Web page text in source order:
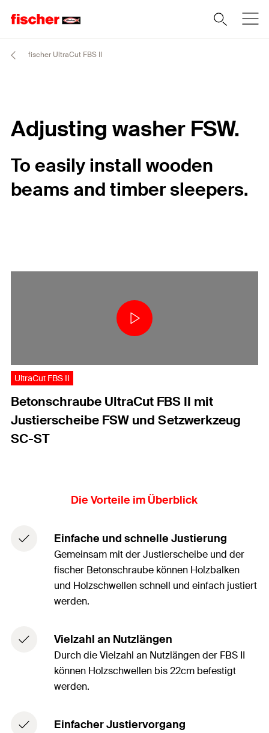
fischer UltraCut FBS II
Adjusting washer FSW.
To easily install wooden
beams and timber sleepers.
UltraCut FBS II
Betonschraube UltraCut FBS II mit
Justierscheibe FSW und Setzwerkzeug
SC-ST
Die Vorteile im Überblick
Einfache und schnelle Justierung
Gemeinsam mit der Justierscheibe und der
fischer Betonschraube können Holzbalken
und Holzschwellen schnell und einfach justiert
werden.
Vielzahl an Nutzlängen
Durch die Vielzahl an Nutzlängen der FBS II
können Holzschwellen bis 22cm befestigt
werden.
Einfacher Justiervorgang